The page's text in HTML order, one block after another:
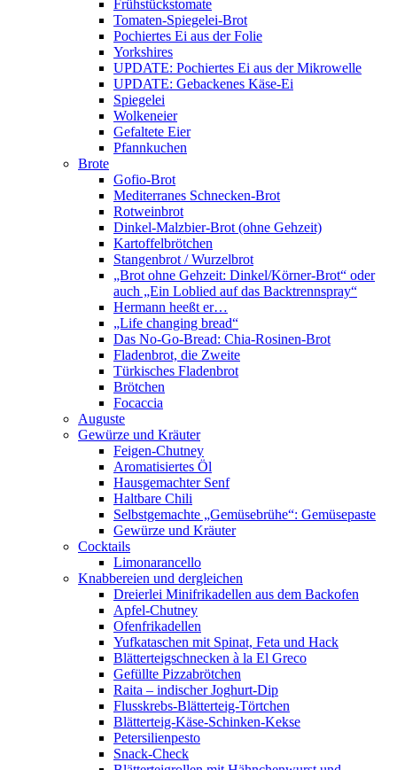
Frühstückstomate
Tomaten-Spiegelei-Brot
Pochiertes Ei aus der Folie
Yorkshires
UPDATE: Pochiertes Ei aus der Mikrowelle
UPDATE: Gebackenes Käse-Ei
Spiegelei
Wolkeneier
Gefaltete Eier
Pfannkuchen
Brote
Gofio-Brot
Mediterranes Schnecken-Brot
Rotweinbrot
Dinkel-Malzbier-Brot (ohne Gehzeit)
Kartoffelbrötchen
Stangenbrot / Wurzelbrot
„Brot ohne Gehzeit: Dinkel/Körner-Brot“ oder
auch „Ein Loblied auf das Backtrennspray“
Hermann heeßt er…
„Life changing bread“
Das No-Go-Bread: Chia-Rosinen-Brot
Fladenbrot, die Zweite
Türkisches Fladenbrot
Brötchen
Focaccia
Auguste
Gewürze und Kräuter
Feigen-Chutney
Aromatisiertes Öl
Hausgemachter Senf
Haltbare Chili
Selbstgemachte „Gemüsebrühe“: Gemüsepaste
Gewürze und Kräuter
Cocktails
Limonarancello
Knabbereien und dergleichen
Dreierlei Minifrikadellen aus dem Backofen
Apfel-Chutney
Ofenfrikadellen
Yufkataschen mit Spinat, Feta und Hack
Blätterteigschnecken à la El Greco
Gefüllte Pizzabrötchen
Raita – indischer Joghurt-Dip
Flusskrebs-Blätterteig-Törtchen
Blätterteig-Käse-Schinken-Kekse
Petersilienpesto
Snack-Check